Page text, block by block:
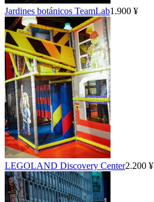
Jardines botánicos TeamLab1.900 ¥
LEGOLAND Discovery Center2.200 ¥